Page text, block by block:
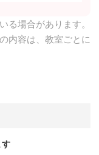
る場合があります。
内容は、教室ごとに
す